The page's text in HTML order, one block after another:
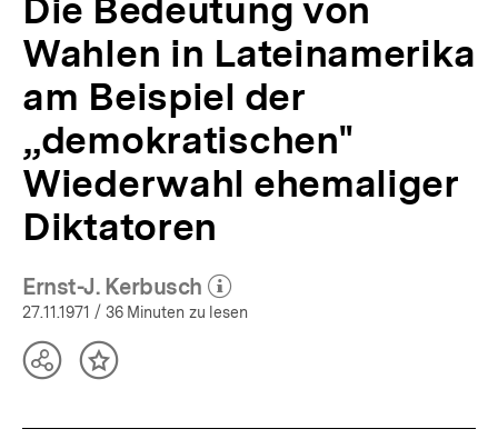
Die Bedeutung von
Wahlen in Lateinamerika
am Beispiel der
„demokratischen"
Wiederwahl ehemaliger
Diktatoren
Ernst-J. Kerbusch
(Mehr zum Autor)
öffnen
27.11.1971 / 36 Minuten zu lesen
TeilenInhalt